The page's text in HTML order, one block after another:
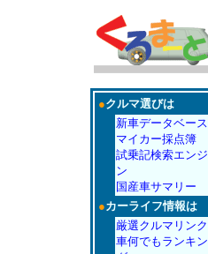
●クルマ選びは
新車データベース
マイカー採点簿
試乗記検索エンジ
ン
国産車サマリー
●カーライフ情報は
厳選クルマリンク
車何でもランキン